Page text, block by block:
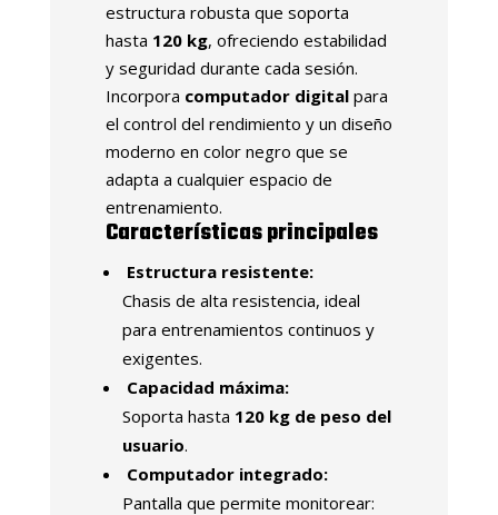
estructura robusta que soporta
hasta 120 kg, ofreciendo estabilidad
y seguridad durante cada sesión.
Incorpora computador digitalpara
el control del rendimiento y un diseño
moderno en color negro que se
adapta a cualquier espacio de
entrenamiento.
Características principales
Estructura resistente:
Chasis de alta resistencia, ideal
para entrenamientos continuos y
exigentes.
Capacidad máxima:
Soporta hasta 120 kg de peso del
usuario.
Computador integrado:
Pantalla que permite monitorear: